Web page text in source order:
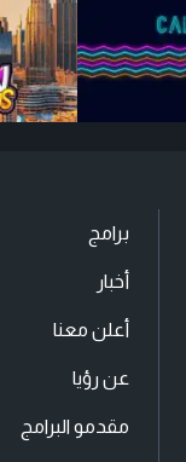
برامج
أخبار
أعلن معنا
عن رؤيا
مقدمو البرامج